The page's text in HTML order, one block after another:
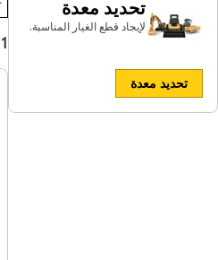
تحديد معدة
لإيجاد قطع الغيار المناسبة.
تحديد معدة
1